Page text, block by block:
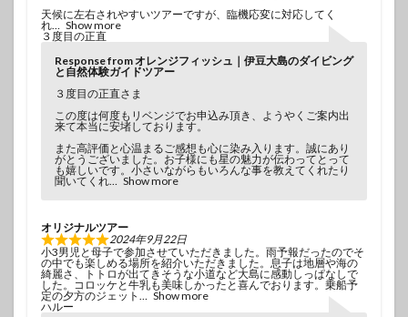
天候に左右されやすいツアーですが、臨機応変に対応してく
れ
Show more
３度目の正直
Response from オレンジフィッシュ｜伊豆大島のダイビング
と自然体験ガイドツアー
３度目の正直さま
この度は何度もリベンジでお申込み頂き、ようやくご案内出
来て本当に安堵しております。
また高評価と心温まるご感想も心に染み入ります。誠にあり
がとうございました。お子様にも星の魅力が伝わってとって
も嬉しいです。小さいながらもいろんな事を教えてくれたり
聞いてくれ
Show more
オリジナルツアー
2024年9月22日
小3男児と母子で参加させていただきました。雨予報だったのでそ
の中でも楽しめる場所を紹介いただきました。息子は地層や海の
綺麗さ、トトロが出てきそうな小道など大島に感動しっぱなしで
した。コロッケと牛乳も美味しかったと喜んでおります。乗船予
定の夕方のジェット
Show more
ハルー